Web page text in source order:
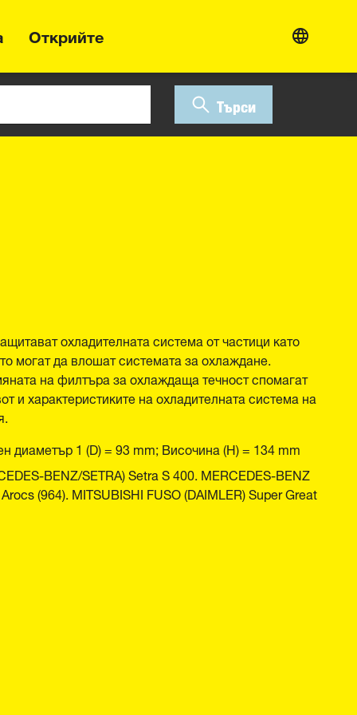
Открийте
Търси
охладителната система от частици като
могат да влошат системата за охлаждане.
на филтъра за охлаждаща течност спомагат
и характеристиките на охладителната система на
1 (D) = 93 mm; Височина (H) = 134 mm
BENZ/SETRA) Setra S 400. MERCEDES-BENZ
(964). MITSUBISHI FUSO (DAIMLER) Super Great